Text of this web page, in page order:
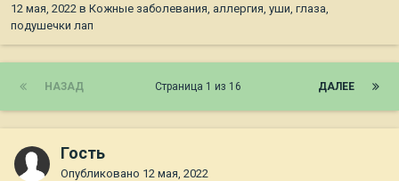
12 мая, 2022 в Кожные заболевания, аллергия, уши, глаза,
подушечки лап
НАЗАД ДАЛЕЕ
Страница 1 из 16
Гость
Опубликовано 12 мая, 2022